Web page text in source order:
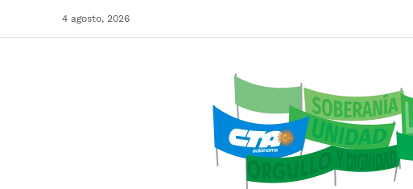
4 agosto, 2026